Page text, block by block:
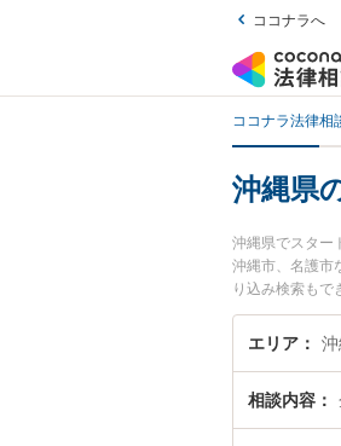
ココナラへ
ココナラ法律相
沖縄県
沖縄県でスター
沖縄市、名護市
り込み検索もで
栄里 嘉邦弁護
談したい』『
エリア
相談内容